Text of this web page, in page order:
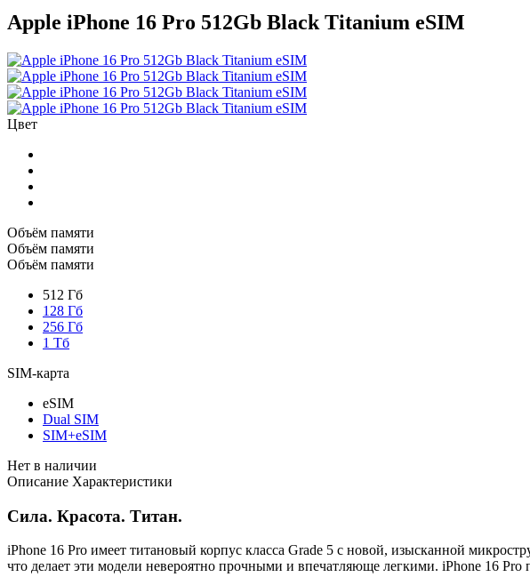
Apple iPhone 16 Pro 512Gb Black Titanium eSIM
Цвет
Объём памяти
Объём памяти
Объём памяти
512 Гб
128 Гб
256 Гб
1 Тб
SIM-карта
eSIM
Dual SIM
SIM+eSIM
Нет в наличии
Описание Характеристики
Сила. Красота. Титан.
iPhone 16 Pro имеет титановый корпус класса Grade 5 с новой, изысканной
что делает эти модели невероятно прочными и впечатляюще легкими. iPhone 16